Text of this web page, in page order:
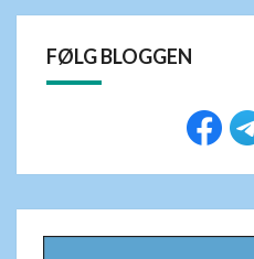
FØLG BLOGGEN